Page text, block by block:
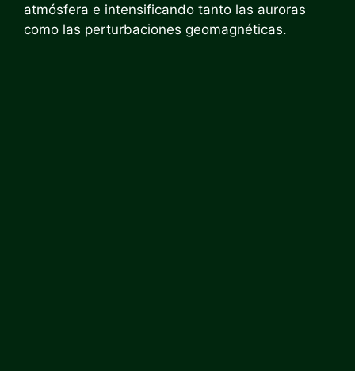
atmósfera e intensificando tanto las auroras
como las perturbaciones geomagnéticas.